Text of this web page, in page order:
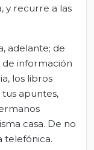
y recurre a las
adelante; de
de información
los libros
apuntes,
casa. De no
telefónica.